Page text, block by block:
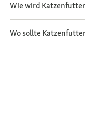
Wie wird
Wo sollte